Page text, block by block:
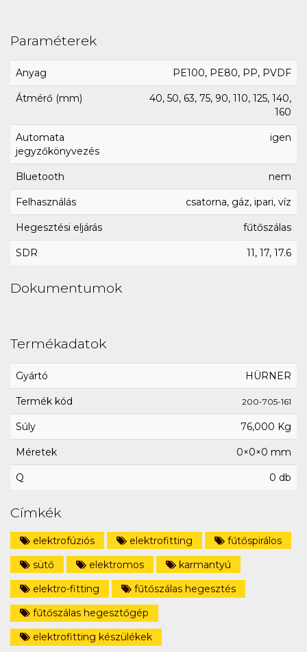
Paraméterek
Anyag PE100, PE80, PP, PVDF
Átmérő (mm)
40, 50, 63, 75, 90, 110, 125, 140,
160
Automata
jegyzőkönyvezés
igen
Bluetooth nem
Felhasználás csatorna, gáz, ipari, víz
Hegesztési eljárás fűtőszálas
SDR 11, 17, 17.6
Dokumentumok
Termékadatok
Gyártó HÜRNER
Termék kód 200-705-161
Súly 76,000 Kg
Méretek 0×0×0 mm
Q 0 db
Címkék
elektrofúziós elektrofitting
fűtőspirálos
sütő
elektromos
karmantyú
elektro-fitting
fűtőszálas hegesztés
fűtőszálas hegesztőgép
elektrofitting készülékek